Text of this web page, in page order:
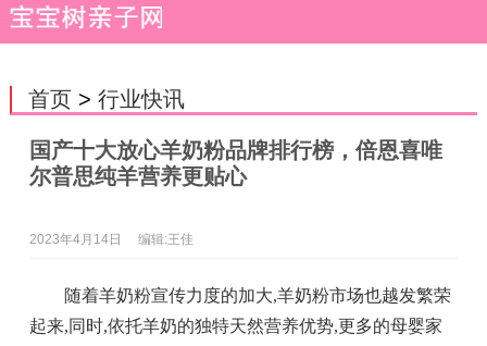
首页> 行业快讯
国产十大放心羊奶粉品牌排行榜，倍恩喜唯
尔普思纯羊营养更贴心
2023年4月14日 编辑:王佳
随着羊奶粉宣传力度的加大,羊奶粉市场也越发繁荣
起来,同时,依托羊奶的独特天然营养优势,更多的母婴家